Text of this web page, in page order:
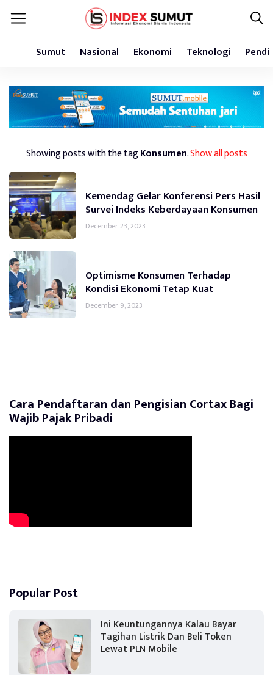
Sumut Nasional Ekonomi Teknologi
Showing posts with the tagKonsumen.Show all posts
Kemendag Gelar Konferensi Pers Hasil
Survei Indeks Keberdayaan Konsumen
December 23, 2023
Optimisme Konsumen Terhadap
Kondisi Ekonomi Tetap Kuat
December 9, 2023
Cara Pendaftaran dan Pengisian Cortax Bagi
Wajib Pajak Pribadi
Popular Post
Ini Keuntungannya Kalau Bayar
Tagihan Listrik Dan Beli Token
Lewat PLN Mobile